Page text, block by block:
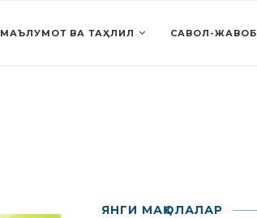
МАЪЛУМОТ ВА ТАҲЛИЛ САВОЛ-ЖАВОБ
ЯНГИ МАҚОЛАЛАР